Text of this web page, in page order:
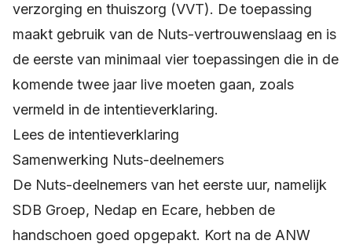
verzorging en thuiszorg (VVT). De toepassing
maakt gebruik van de Nuts-vertrouwenslaag en is
de eerste van minimaal vier toepassingen die in de
komende twee jaar live moeten gaan, zoals
vermeld in de intentieverklaring.
Lees de intentieverklaring
Samenwerking Nuts-deelnemers
De Nuts-deelnemers van het eerste uur, namelijk
SDB Groep, Nedap en Ecare, hebben de
handschoen goed opgepakt. Kort na de ANW